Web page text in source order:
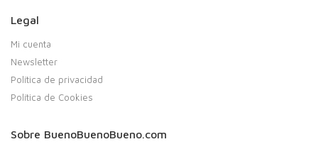
Legal
Mi cuenta
Newsletter
Política de privacidad
Política de Cookies
Sobre BuenoBuenoBueno.com